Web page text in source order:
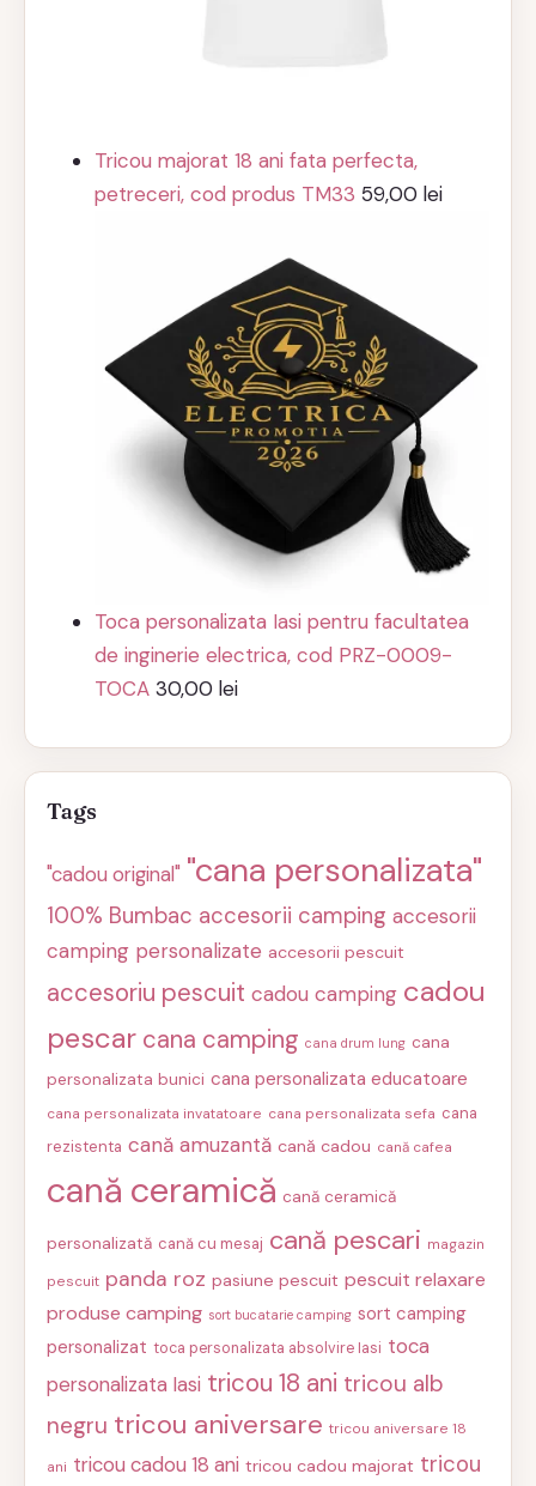
Tricou majorat 18 ani fata perfecta,
petreceri, cod produs TM33 59,00lei
Toca personalizata Iasi pentru facultatea
de inginerie electrica, cod PRZ-0009-
TOCA 30,00lei
Tags
"cadou original" "cana personalizata"
100% Bumbac accesorii camping accesorii
camping personalizate accesorii pescuit
accesoriu pescuit cadou camping cadou
pescar cana camping cana drum lung cana
personalizata bunici cana personalizata educatoare
cana personalizata invatatoare cana personalizata sefa cana
rezistenta cană amuzantă cană cadou cană cafea
cană ceramică cană ceramică
personalizată cană cu mesaj cană pescari magazin
pescuit panda roz pasiune pescuit pescuit relaxare
produse camping sort bucatarie camping sort camping
personalizat toca personalizata absolvire Iasi toca
personalizata Iasi tricou 18 ani tricou alb
negru tricou aniversare tricou aniversare 18
ani tricou cadou 18 ani tricou cadou majorat tricou